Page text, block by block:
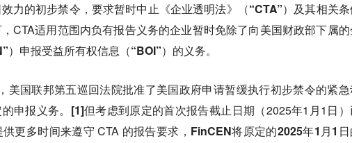
力的初步禁令，要求暂时中止《企业透明法》（“CTA”）及其相关
CTA适用范围内负有报告义务的企业暂时免除了向美国财政部下属的
）申报受益所有权信息（“BOI”）的义务。
美国联邦第五巡回法院批准了美国政府申请暂缓执行初步禁令的紧急
申报义务。 [1]但考虑到原定的首次报告截止日期（2025年1月1日）
更多时间来遵守 CTA 的报告要求， FinCEN将原定的2025年1月1日